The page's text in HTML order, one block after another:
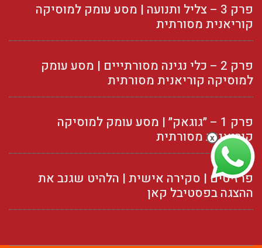
פרק 3 – צליל ותנועה | מסע עומק למוסיקה
קוריאנית מסורתית
פרק 2 – כלי נגינה מסורתייים | מסע עומק
למוסיקה קוריאנית מסורתית
פרק 1 – ״גוגאק״ | מסע עומק למוסיקה
קוריאנית מסורתית
פרזיטים | סקירה אישית | הלהיט שגנב את
ההצגה בפסטיבל קאן
x